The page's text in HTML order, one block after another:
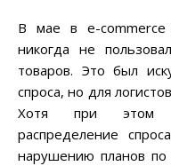
В мае в e-
никогда не
товаров. Это был
спроса, но для
Хотя при этом
распределение
нарушению планов